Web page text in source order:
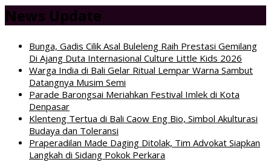
News Update
Bunga, Gadis Cilik Asal Buleleng Raih Prestasi Gemilang
Di Ajang Duta Internasional Culture Little Kids 2026
Warga India di Bali Gelar Ritual Lempar Warna Sambut
Datangnya Musim Semi
Parade Barongsai Meriahkan Festival Imlek di Kota
Denpasar
Klenteng Tertua di Bali Caow Eng Bio, Simbol Akulturasi
Budaya dan Toleransi
Praperadilan Made Daging Ditolak, Tim Advokat Siapkan
Langkah di Sidang Pokok Perkara